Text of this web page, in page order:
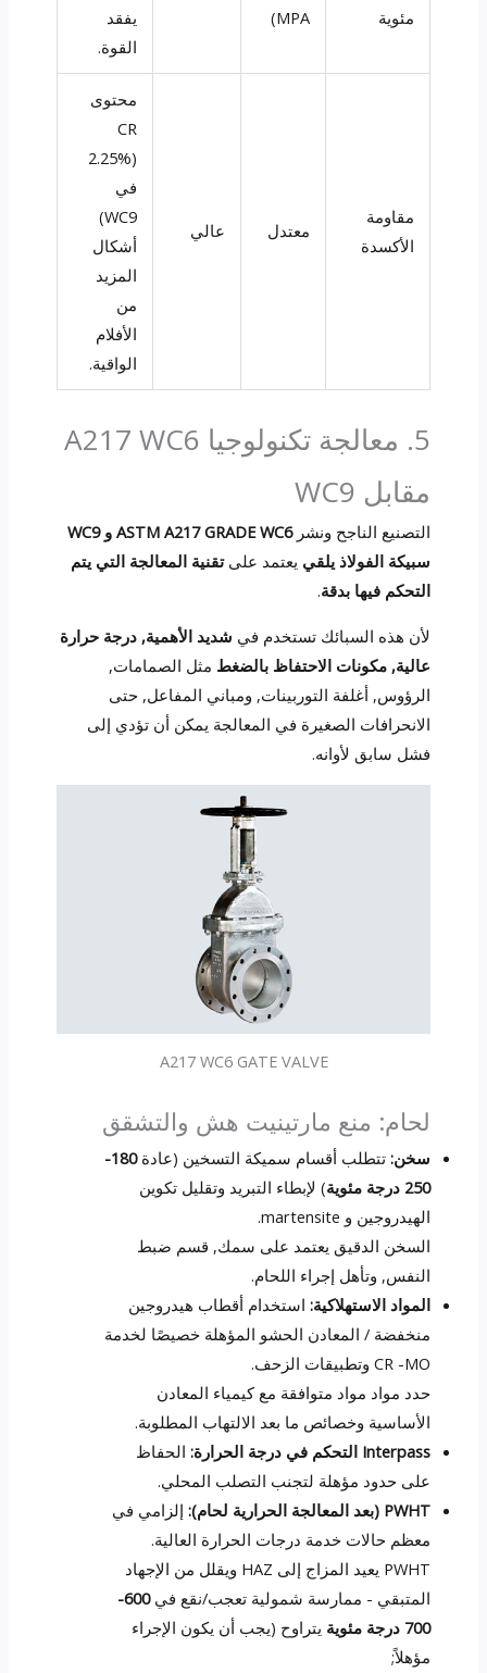
مئوية
MPA)
يفقد
القوة.
مقاومة
الأكسدة
معتدل عالي
محتوى
CR
(2.25%
في
WC9)
أشكال
المزيد
من
الأفلام
الواقية.
5. معالجة تكنولوجيا A217 WC6
مقابل WC9
التصنيع الناجح ونشر
ASTM A217 GRADE WC6 و WC9
سبيكة الفولاذ يلقي يعتمد علىتقنية المعالجة التي يتم
التحكم فيها بدقة.
لأن هذه السبائك تستخدم في شديد الأهمية, درجة حرارة
عالية, مكونات الاحتفاظ بالضغط مثل الصمامات,
الرؤوس, أغلفة التوربينات, ومباني المفاعل, حتى
الانحرافات الصغيرة في المعالجة يمكن أن تؤدي إلى
فشل سابق لأوانه.
A217 WC6 GATE VALVE
لحام: منع مارتينيت هش والتشقق
سخن:تتطلب أقسام سميكة التسخين (عادة
180-
250 درجة مئوية
) لإبطاء التبريد وتقليل تكوين
الهيدروجين و martensite.
السخن الدقيق يعتمد على سمك, قسم ضبط
النفس, وتأهل إجراء اللحام.
المواد الاستهلاكية:استخدام أقطاب هيدروجين
منخفضة / المعادن الحشو المؤهلة خصيصًا لخدمة
CR -MO وتطبيقات الزحف.
حدد مواد مواد متوافقة مع كيمياء المعادن
الأساسية وخصائص ما بعد الالتهاب المطلوبة.
Interpass التحكم في درجة الحرارة:
الحفاظ
على حدود مؤهلة لتجنب التصلب المحلي.
PWHT (بعد المعالجة الحرارية لحام):
إلزامي في
معظم حالات خدمة درجات الحرارة العالية.
PWHT يعيد المزاج إلى HAZ ويقلل من الإجهاد
المتبقي - ممارسة شمولية تعجب/نقع في
600-
700 درجة مئوية
يتراوح (يجب أن يكون الإجراء
مؤهلاً;